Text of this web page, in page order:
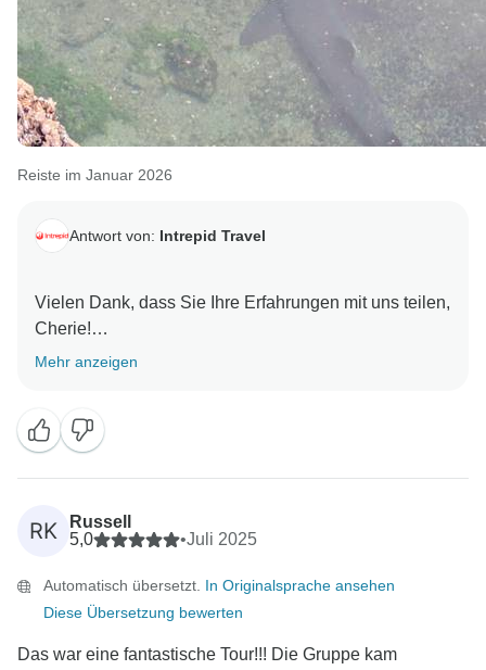
Reiste im Januar 2026
Antwort von: Intrepid Travel
Vielen Dank, dass Sie Ihre Erfahrungen mit uns teilen,
Cherie!
Das Wissen, die Sorgfalt und der Enthusiasmus, den
unsere örtlichen Reiseleiter bei jeder Reise an den
Tag legen, machen einen großen Teil der
Besonderheit dieser Reisen aus. Wir freuen uns auch
zu hören, dass die gesamte Crew, vom Bootskapitän
viele unglaubliche Tiere zu entdecken und die
Momente unter Wasser noch unvergesslicher gemacht
Mehr anzeigen
RK
Russell
5,0
•Juli 2025
Automatisch übersetzt. In Originalsprache ansehen
Diese Übersetzung bewerten
Das war eine fantastische Tour!!! Die Gruppe kam